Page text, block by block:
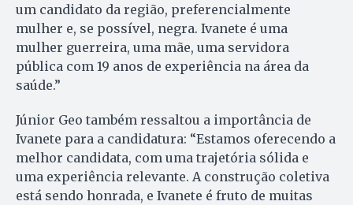
um candidato da região, preferencialmente
mulher e, se possível, negra. Ivanete é uma
mulher guerreira, uma mãe, uma servidora
pública com 19 anos de experiência na área da
saúde.”
Júnior Geo também ressaltou a importância de
Ivanete para a candidatura: “Estamos oferecendo a
melhor candidata, com uma trajetória sólida e
uma experiência relevante. A construção coletiva
está sendo honrada, e Ivanete é fruto de muitas